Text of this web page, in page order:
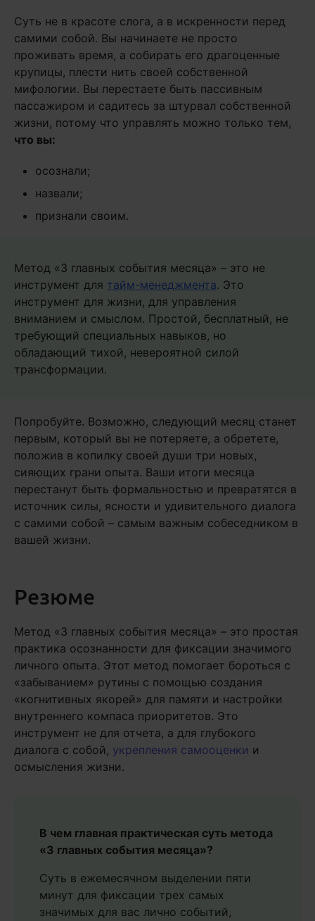
Суть не в красоте слога, а в искренности перед
самими собой. Вы начинаете не просто
проживать время, а собирать его драгоценные
крупицы, плести нить своей собственной
мифологии. Вы перестаете быть пассивным
пассажиром и садитесь за штурвал собственной
жизни, потому что управлять можно только тем,
что вы:
осознали;
назвали;
признали своим.
Метод «3 главных события месяца» – это не
инструмент для тайм-менеджмента. Это
инструмент для жизни, для управления
вниманием и смыслом. Простой, бесплатный, не
требующий специальных навыков, но
обладающий тихой, невероятной силой
трансформации.
Попробуйте. Возможно, следующий месяц станет
первым, который вы не потеряете, а обретете,
положив в копилку своей души три новых,
сияющих грани опыта. Ваши итоги месяца
перестанут быть формальностью и превратятся в
источник силы, ясности и удивительного диалога
с самими собой – самым важным собеседником в
вашей жизни.
Резюме
Метод «3 главных события месяца» – это простая
практика осознанности для фиксации значимого
личного опыта. Этот метод помогает бороться с
«забыванием» рутины с помощью создания
«когнитивных якорей» для памяти и настройки
внутреннего компаса приоритетов. Это
инструмент не для отчета, а для глубокого
диалога с собой, укрепления самооценки и
осмысления жизни.
В чем главная практическая суть метода
«3 главных события месяца»?
Суть в ежемесячном выделении пяти
минут для фиксации трех самых
значимых для вас лично событий,